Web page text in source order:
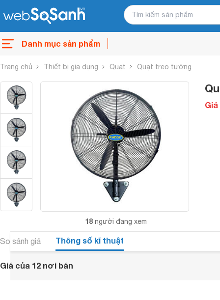
Danh mục sản phẩm
Trang chủ Thiết bị gia dụng Quạt Quạt treo tường
18 người đang xem
Giá
So sánh giá Thông số kĩ thuật
Giá của 12 nơi bán